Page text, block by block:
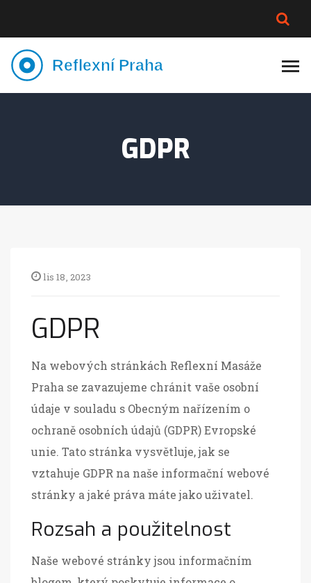
VÝMĚNA VODY
GDPR
lis 18, 2023
GDPR
Na webových stránkách Reflexní Masáže
Praha se zavazujeme chránit vaše osobní
údaje v souladu s Obecným nařízením o
ochraně osobních údajů (GDPR) Evropské
unie. Tato stránka vysvětluje, jak se
vztahuje GDPR na naše informační webové
stránky a jaké práva máte jako uživatel.
Rozsah a použitelnost
Naše webové stránky jsou informačním